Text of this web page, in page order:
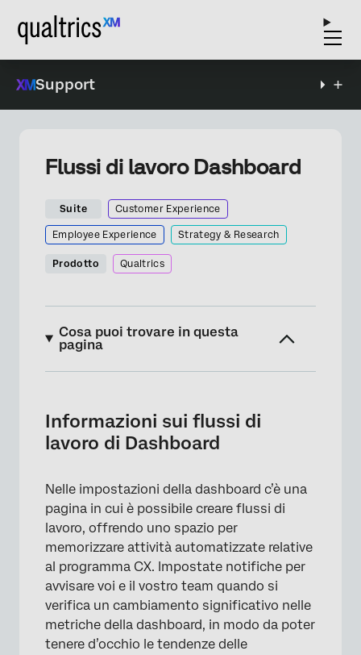
Support
Flussi di lavoro Dashboard
Suite Customer Experience
Employee Experience Strategy & Research
Prodotto Qualtrics
Cosa puoi trovare in questa
pagina
Uso dei flussi di lavoro di Dashboard
Creazione di notifiche di modifica delle
Suddivisione delle notifiche per gruppi
Notifiche di analisi del testo
Informazioni sui flussi di
lavoro di Dashboard
Nelle impostazioni della dashboard c’è una
pagina in cui è possibile creare flussi di
lavoro, offrendo uno spazio per
memorizzare attività automatizzate relative
al programma CX. Impostate notifiche per
avvisare voi e il vostro team quando si
verifica un cambiamento significativo nelle
metriche della dashboard, in modo da poter
tenere d’occhio le tendenze delle